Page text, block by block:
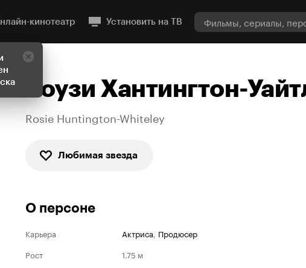
кинотеатр Установить на ТВ
Роузи Хантингтон-
Rosie Huntington-Whiteley
Любимая звезда
О персоне
Карьера Актриса, Продюсер
Рост
1.75 м